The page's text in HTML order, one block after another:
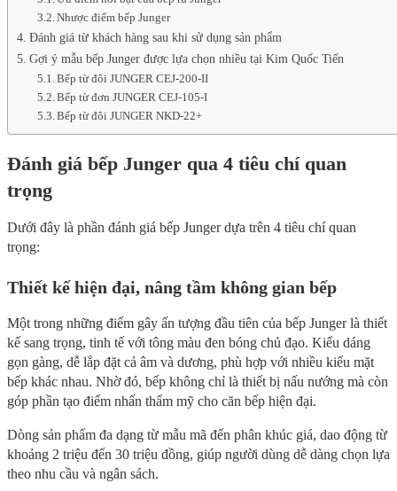
Nhược điểm bếp Junger
Đánh giá từ khách hàng sau khi sử dụng sản phẩm
Gợi ý mẫu bếp Junger được lựa chọn nhiều tại Kim Quốc Tiến
Bếp từ đôi JUNGER CEJ-200-II
Bếp từ đơn JUNGER CEJ-105-I
Bếp từ đôi JUNGER NKD-22+
Đánh giá bếp Junger qua 4 tiêu chí quan
trọng
Dưới đây là phần đánh giá bếp Junger dựa trên 4 tiêu chí quan
trọng:
Thiết kế hiện đại, nâng tầm không gian bếp
Một trong những điểm gây ấn tượng đầu tiên của bếp Junger là thiết
kế sang trọng, tinh tế với tông màu đen bóng chủ đạo. Kiểu dáng
gọn gàng, dễ lắp đặt cả âm và dương, phù hợp với nhiều kiểu mặt
bếp khác nhau. Nhờ đó, bếp không chỉ là thiết bị nấu nướng mà còn
góp phần tạo điểm nhấn thẩm mỹ cho căn bếp hiện đại.
Dòng sản phẩm đa dạng từ mẫu mã đến phân khúc giá, dao động từ
khoảng 2 triệu đến 30 triệu đồng, giúp người dùng dễ dàng chọn lựa
theo nhu cầu và ngân sách.